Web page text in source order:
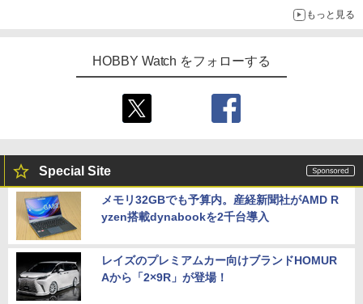
もっと見る
HOBBY Watch をフォローする
Special Site
メモリ32GBでも予算内。産経新聞社がAMD R
yzen搭載dynabookを2千台導入
レイズのプレミアムカー向けブランドHOMUR
Aから「2×9R」が登場！